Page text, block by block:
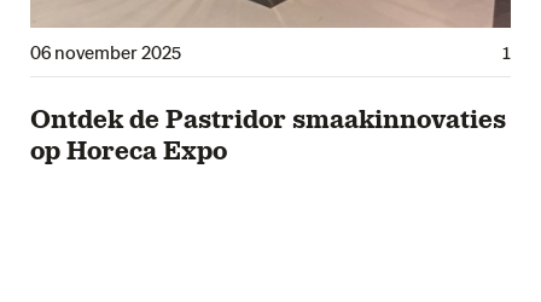
06 november 2025 1
Ontdek de Pastridor smaakinnovaties
op Horeca Expo